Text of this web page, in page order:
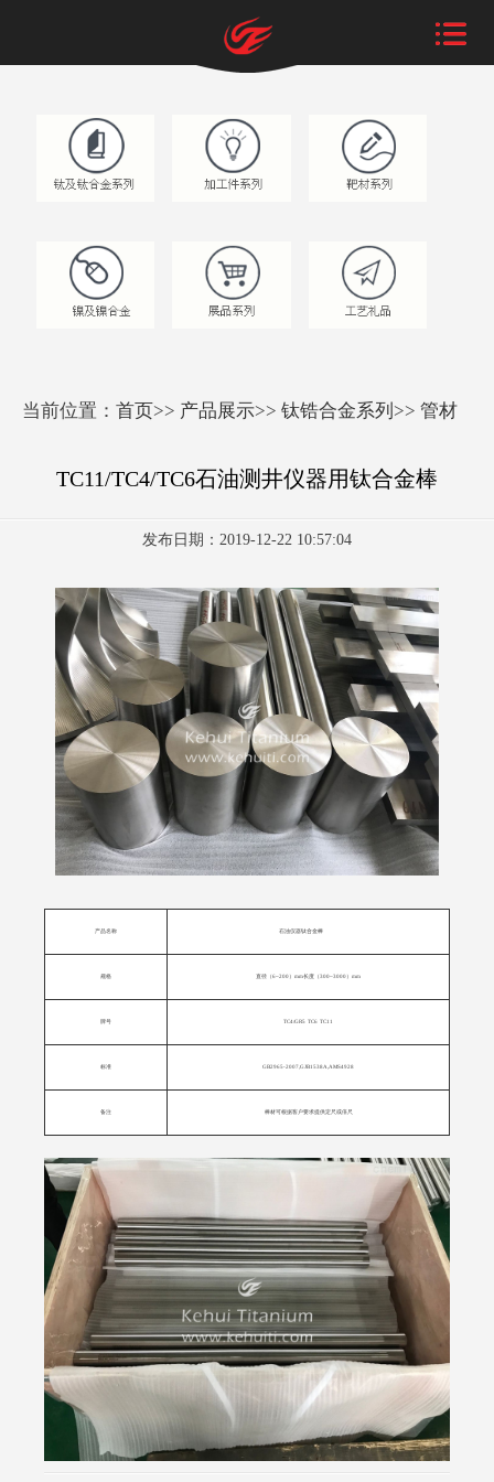
当前位置： 首页>> 产品展示>> 钛锆合金系列 >> 管材
TC11/TC4/TC6石油测井仪器用钛合金棒
发布日期：2019-12-22 10:57:04
产品名称 石油仪器钛合金棒
规格 直径（6~200）mm长度（300~3000）mm
牌号 TC4/GR5 TC6 TC11
标准 GB2965-2007,GJB1538A,AMS4928
备注 棒材可根据客户要求提供定尺或倍尺